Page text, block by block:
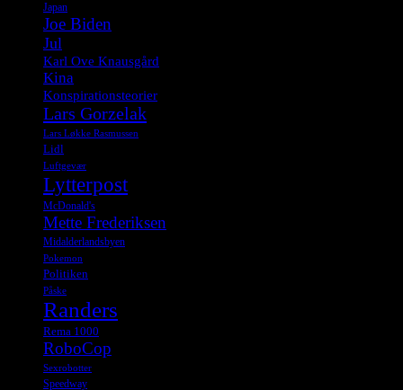
Japan
Joe Biden
Jul
Karl Ove Knausgård
Kina
Konspirationsteorier
Lars Gorzelak
Lars Løkke Rasmussen
Lidl
Luftgevær
Lytterpost
McDonald's
Mette Frederiksen
Midalderlandsbyen
Pokemon
Politiken
Påske
Randers
Rema 1000
RoboCop
Sexrobotter
Speedway